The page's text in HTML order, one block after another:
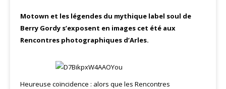
Motown et les légendes du mythique label soul de
Berry Gordy s’exposent en images cet été aux
Rencontres photographiques d’Arles.
Heureuse coïncidence : alors que les Rencontres